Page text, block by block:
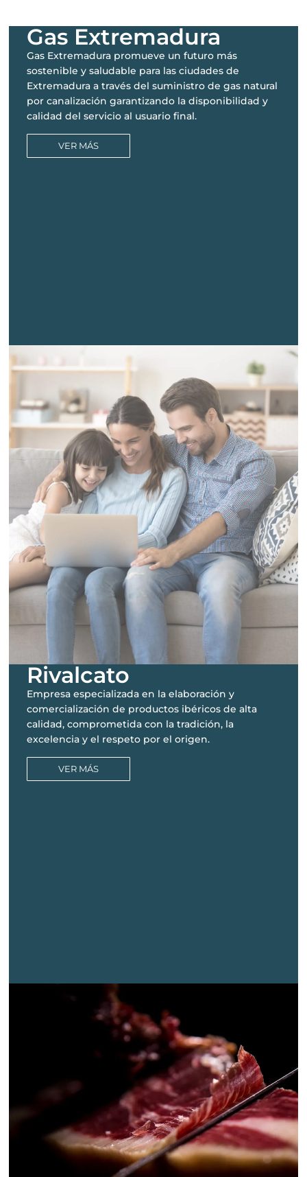
Gas Extremadura
Gas Extremadura promueve un futuro más
sostenible y saludable para las ciudades de
Extremadura a través del suministro de gas natural
por canalización garantizando la disponibilidad y
calidad del servicio al usuario final.
VER MÁS
Rivalcato
Empresa especializada en la elaboración y
comercialización de productos ibéricos de alta
calidad, comprometida con la tradición, la
excelencia y el respeto por el origen.
VER MÁS